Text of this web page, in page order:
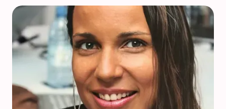
africaine. Sa vision est de contribuer à l'élimination des maladies
à transmission vectorielle grâce au renforcement des capacités
et à l'innovation. Il fait ce travail depuis plus de dix ans en tant
que membre du conseil d'administration de l'Association
panafricaine pour la lutte contre les moustiques (PAMCA) et en
tant que président par intérim de la section camerounaise de la
PAMCA. Il est vice-président de la section camerounaise de
l'AMMNet, membre du comité de gouvernance de l'AMMNet et
fait partie du groupe de travail sur le développement des
sections locales.